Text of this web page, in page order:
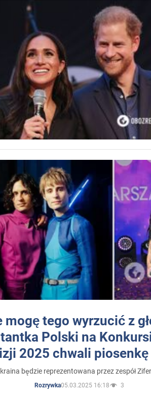
mogę tego wyrzucić z
Polski na
2025 chwali
będzie reprezentowana przez zespół
Rozrywka05.03.2025 16:18 3